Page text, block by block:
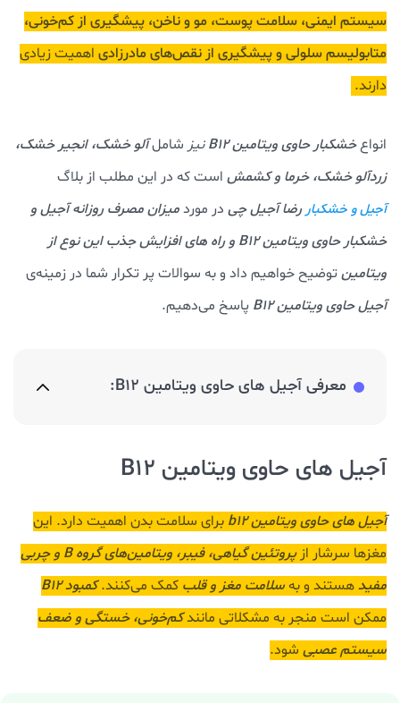
سیستم ایمنی، سلامت پوست، مو و ناخن، پیشگیری از کم‌خونی،
متابولیسم سلولی و پیشگیری از نقص‌های مادرزادی اهمیت زیادی
دارند.
انواعخشکبار حاوی ویتامین B12 نیز شاملآلو خشک، انجیر خشک،
زردآلو خشک، خرما و کشمش است که در این مطلب از بلاگ
آجیل و خشکباررضا آجیل چی در موردمیزان مصرف روزانه آجیل و
خشکبار حاوی ویتامین B12 و راه های افزایش جذب این نوع از
ویتامین توضیح خواهیم داد و به سوالات پر تکرار شما در زمینه‌ی
آجیل حاوی ویتامین B12
پاسخ می‌دهیم.
معرفی آجیل های حاوی ویتامین B12:
آجیل های حاوی ویتامین B12
آجیل های حاوی ویتامین b12
برای سلامت بدن اهمیت دارد. این
مغزها سرشار از
پروتئین گیاهی، فیبر، ویتامین‌های گروه B و چربی‌
مفیدهستند و بهسلامت مغز و قلب کمک می‌کنند.کمبود B12
ممکن است منجر به مشکلاتی مانندکم‌خونی، خستگی و ضعف
سیستم عصبی شود.